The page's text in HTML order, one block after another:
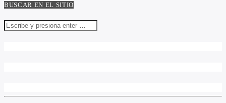
BUSCAR EN EL SITIO